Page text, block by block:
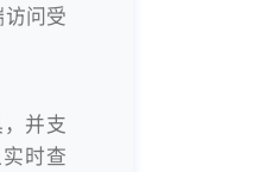
问受
并支
时查